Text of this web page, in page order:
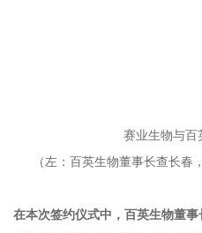
赛业生物与百
（左：百英生物董事长查长春
在本次签约仪式中，百英生物董